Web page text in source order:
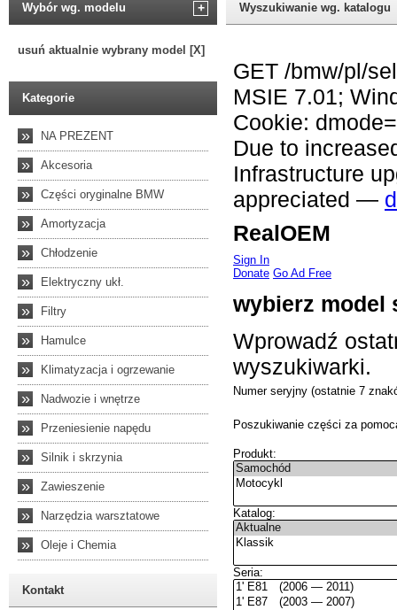
Wybór wg. modelu +
usuń aktualnie wybrany model [X]
Kategorie
» NA PREZENT
» Akcesoria
» Części oryginalne BMW
» Amortyzacja
» Chłodzenie
» Elektryczny ukł.
» Filtry
» Hamulce
» Klimatyzacja i ogrzewanie
» Nadwozie i wnętrze
» Przeniesienie napędu
» Silnik i skrzynia
» Zawieszenie
» Narzędzia warsztatowe
» Oleje i Chemia
Kontakt
Wyszukiwanie wg. katalogu